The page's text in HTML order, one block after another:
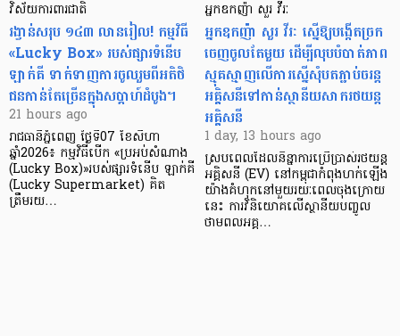
វិស័យការពារជាតិ
រង្វាន់សរុប ១៤៣ លានរៀល! កម្មវិធី
«Lucky Box» របស់ផ្សារទំនើប
ឡាក់គី ទាក់ទាញការចូលរួមពីអតិថិ
ជនកាន់តែច្រើនក្នុងសប្តាហ៍ដំបូង។
21 hours ago
រាជធានីភ្នំពេញ ថ្ងៃទី07 ខែសីហា
ឆ្នាំ2026៖ កម្មវិធីបើក «ប្រអប់សំណាង
(Lucky Box)»របស់ផ្សារទំនើប ឡាក់គី
(Lucky Supermarket) គិត
ត្រឹមរយ…
អ្នកឧកញ៉ា សួរ វីរៈ
អ្នកឧកញ៉ា សួរ វីរៈ ស្នើឱ្យបង្កើតច្រក
ចេញចូលតែមួយ ដើម្បីលុបបំបាត់ភាព
ស្មុគស្មាញលើការស្នើសុំបតភ្ជាប់ចរន្ត
អគ្គិសនីទៅកាន់ស្ថានីយសាករថយន្ត
អគ្គិសនី
1 day, 13 hours ago
ស្របពេលដែលនិន្នាការប្រើប្រាស់រថយន្ត
អគ្គិសនី (EV) នៅកម្ពុជាកំពុងហក់ឡើង
យ៉ាងគំហុកនៅមួយរយៈពេលចុងក្រោយ
នេះ ការវិនិយោគលើស្ថានីយបញ្ចូល
ថាមពលអគ្គ…